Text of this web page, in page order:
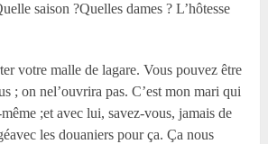
saison ?Quelles dames ? L’hôtesse
votre malle de lagare. Vous pouvez être
; on nel’ouvrira pas. C’est mon mari qui
;et avec lui, savez-vous, jamais de
les douaniers pour ça. Ça nous